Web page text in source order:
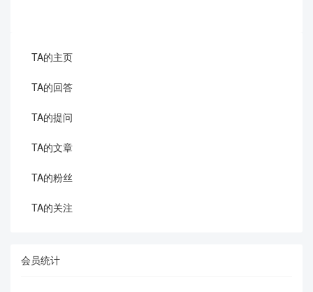
TA的主页
TA的回答
TA的提问
TA的文章
TA的粉丝
TA的关注
会员统计